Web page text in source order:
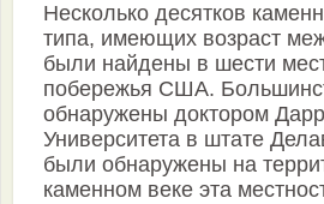
Несколько десятков
типа, имеющих возраст
были найдены в шести
побережья США.
обнаружены доктором
Университета в штате
были обнаружены на
каменном веке эта